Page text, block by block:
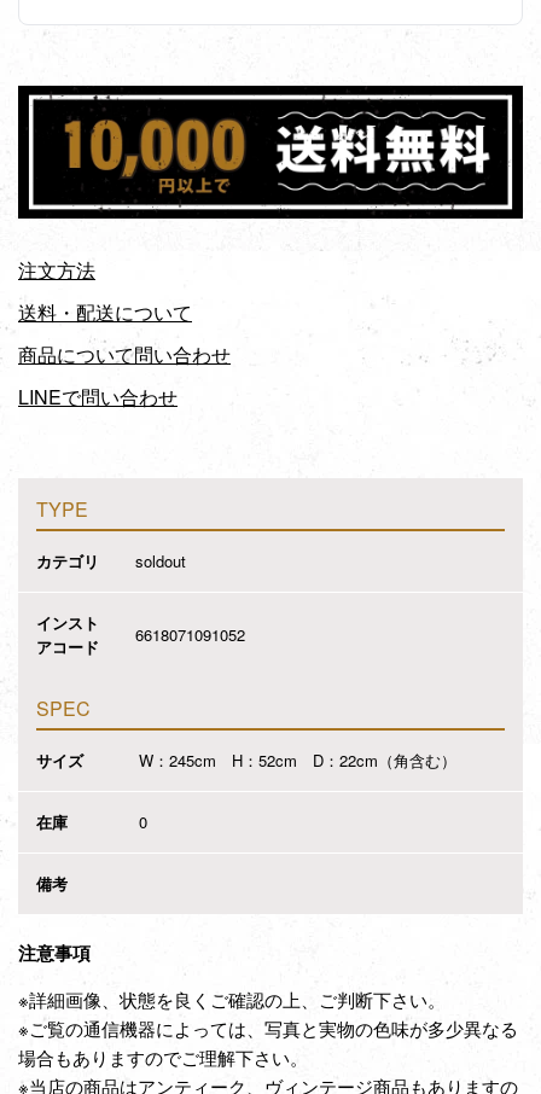
注文方法
送料・配送について
商品について問い合わせ
LINEで問い合わせ
TYPE
カテゴリ soldout
インスト
アコード
6618071091052
SPEC
サイズ W：245cm H：52cm D：22cm（角含む）
在庫 0
備考
注意事項
※詳細画像、状態を良くご確認の上、ご判断下さい。
※ご覧の通信機器によっては、写真と実物の色味が多少異なる
場合もありますのでご理解下さい。
※当店の商品はアンティーク、ヴィンテージ商品もありますの